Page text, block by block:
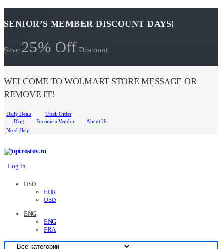
SENIOR’S MEMBER DISCOUNT DAYS!
Save 25% Off Discount
WELCOME TO WOLMART STORE MESSAGE OR
REMOVE IT!
Daily Deals
Track Order
Blog
Become a Vendor
About Us
Need Help
Log in
USD
EUR
USD
ENG
ENG
FRA